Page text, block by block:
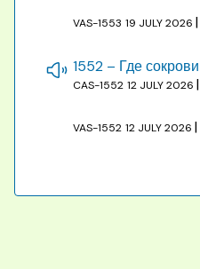
VAS-1553 19 JULY 2026 |
CAS-1552 12 JULY 2026 |
VAS-1552 12 JULY 2026 |